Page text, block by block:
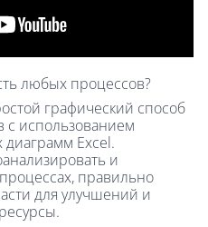
любых процессов?
графический способ
с использованием
Excel.
и
правильно
для улучшений и